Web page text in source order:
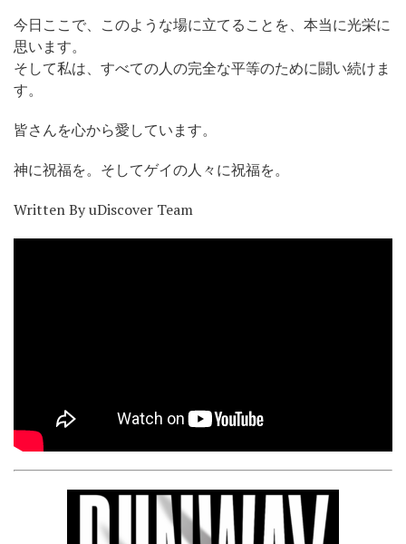
今日ここで、このような場に立てることを、本当に光栄に
思います。
そして私は、すべての人の完全な平等のために闘い続けま
す。
皆さんを心から愛しています。
神に祝福を。そしてゲイの人々に祝福を。
Written By uDiscover Team